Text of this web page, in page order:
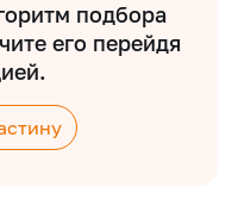
подбора
его перейдя